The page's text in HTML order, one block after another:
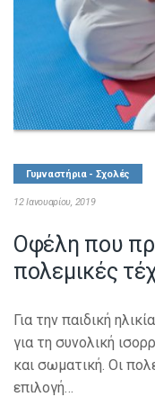
Γυμναστήρια - Σχολές
12 Ιανουαρίου, 2019
Οφέλη που
πολεμικές
Για την παιδική
για τη συνολική
και σωματική. Οι
επιλογή…